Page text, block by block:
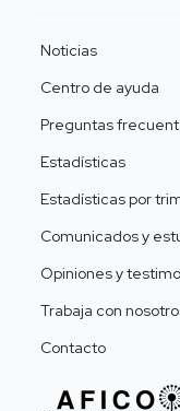
Noticias
Centro de ayuda
Preguntas
Estadísticas
Estadísticas por
Comunicados y
Opiniones y
Trabaja con
Contacto